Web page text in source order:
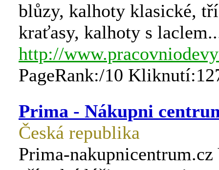
blůzy, kalhoty klasické,
kraťasy, kalhoty s
http://
PageRank:/10
Prima - Nákupni
Česká republika
Prima-